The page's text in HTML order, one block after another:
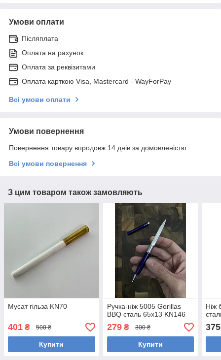
Умови оплати
Післяплата
Оплата на рахунок
Оплата за реквізитами
Оплата карткою Visa, Mastercard - WayForPay
Всі умови оплати
Умови повернення
Повернення товару впродовж 14 днів за домовленістю
Всі умови повернення
З цим товаром також замовляють
Мусат гільза KN70
401 ₴ 500 ₴
Купити
Ручка-ніж 5005 Gorillas
BBQ сталь 65х13 KN146
279₴ 300 ₴
Купити
Ніж
375